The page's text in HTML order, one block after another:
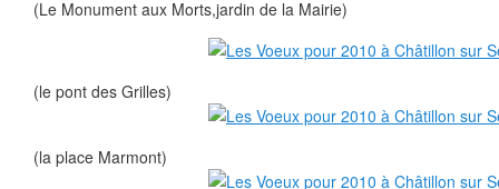
(Le Monument aux Morts,jardin de la Mairie)
(le pont des Grilles)
(la place Marmont)